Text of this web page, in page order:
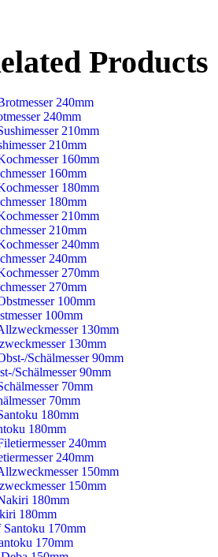
Products
240mm
210mm
160mm
180mm
210mm
240mm
270mm
100mm
130mm
Schälmesser 90mm
70mm
180mm
240mm
150mm
180mm
170mm